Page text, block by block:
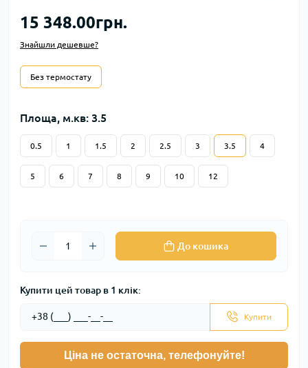
15 348.00грн.
Знайшли дешевше?
Без термостату
Площа, м.кв: 3.5
0.5 1 1.5 2 2.5 3 3.5 4
5 6 7 8 9 10 12
До кошика
Купити цей товар в 1 клік:
Купити
Ціна не остаточна, телефонуйте!